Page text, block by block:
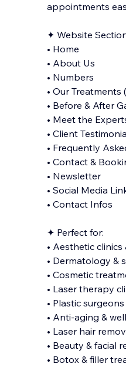
appointments
✦ Website
• Home
• About Us
• Numbers
• Our Treatments
• Before & After
• Meet the
• Client
• Frequently
• Contact &
• Newsletter
• Social Media
• Contact Infos
✦ Perfect for:
• Aesthetic
• Dermatology &
• Cosmetic
• Laser therapy
• Plastic
• Anti-aging &
• Laser hair
• Beauty & facial
• Botox & filler